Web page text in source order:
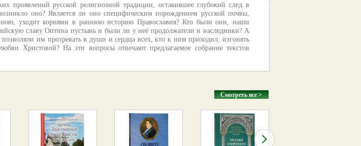
проявлений русской религиозной традиции, оставившее глубокий след в
оно? Является ли оно специфическим порождением русской почвы,
уходит корнями в раннюю историю Православия? Кто были они, наши
славу Оптина пустынь и были ли у неё продолжатели и наследники? А
им прозревать в души и сердца всех, кто к ним приходил, изгонять
Христовой? На эти вопросы отвечают предлагаемое собрание текстов
Смотреть все >